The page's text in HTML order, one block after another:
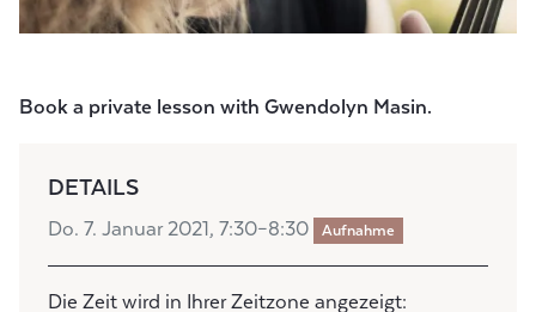
Book a private lesson with Gwendolyn Masin.
DETAILS
Do. 7. Januar 2021, 7:30–8:30 Aufnahme
Die Zeit wird in Ihrer Zeitzone angezeigt: